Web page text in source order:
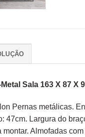
Sala 163 X 87 X
Pernas metálicas.
47cm. Largura do
Almofadas